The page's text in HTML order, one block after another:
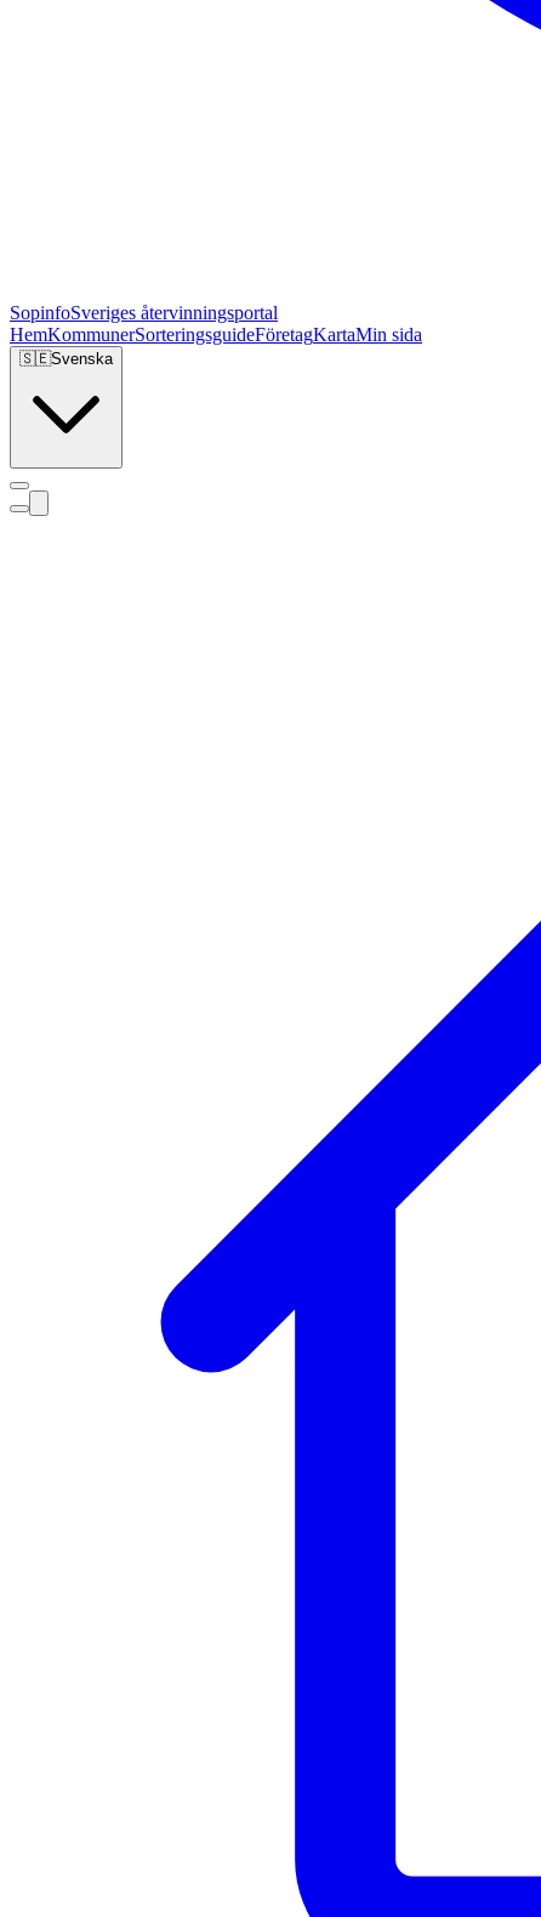
SopinfoSveriges återvinningsportal
HemKommunerSorteringsguideFöretagKartaMin sida
🇸🇪Svenska